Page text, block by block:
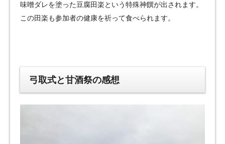
味噌ダレを塗った豆腐田楽という特殊神饌が出されます。
この田楽も参加者の健康を祈って食べられます。
弓取式と甘酒祭の感想